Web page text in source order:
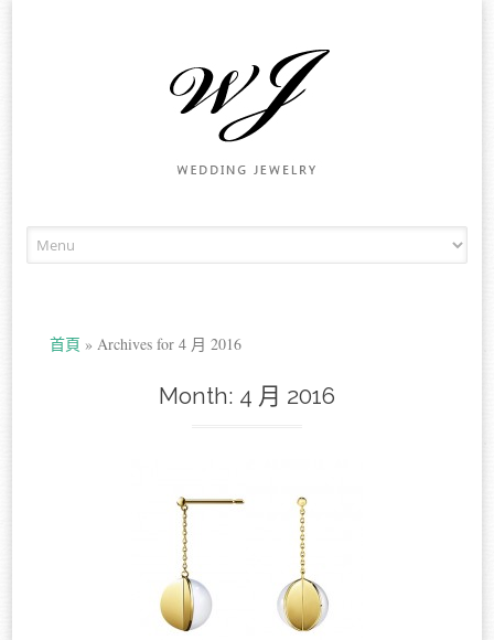
首頁 » Archives for 4 月 2016
Month: 4 月 2016